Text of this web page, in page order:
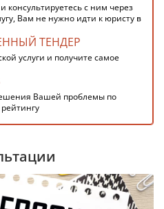
консультируетесь с ним через
Вам не нужно идти к юристу в
ТЕНДЕР
услуги и получите самое
Вашей проблемы по